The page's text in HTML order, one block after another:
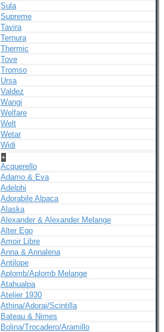
Sula
Supreme
Tavira
Ternura
Thermic
Tove
Tromso
Ursa
Valdez
Wangi
Welfare
Welt
Wetar
Widi
+
Acquerello
Adamo & Eva
Adelphi
Adorabile Alpaca
Alaska
Alexander & Alexander Melange
Alter Ego
Amoir Libre
Anna & Annalena
Antilope
Aplomb/Aplomb Melange
Atahualpa
Atelier 1930
Athina/Adorai/Scintilla
Bateau & Nimes
Bolina/Trocadero/Aramillo